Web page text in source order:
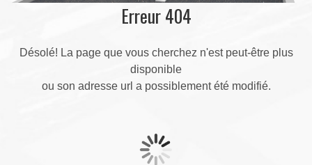
Erreur 404
Désolé! La page que vous cherchez n'est peut-être plus
disponible
ou son adresse url a possiblement été modifié.